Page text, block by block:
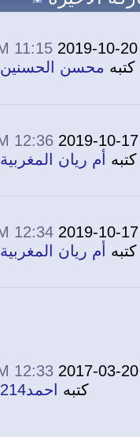
2019-10-20
11:15 PM
كتبه محسن الحسنين
2019-10-17
12:36 PM
كتبه
أم ريان المغربية
2019-10-17
12:34 PM
كتبه
أم ريان المغربية
2017-03-20
12:33 AM
كتبه
احمد214